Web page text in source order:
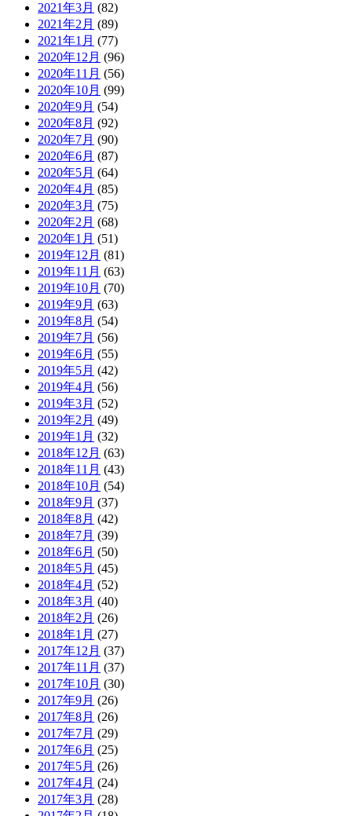
2021年3月 (82)
2021年2月 (89)
2021年1月 (77)
2020年12月 (96)
2020年11月 (56)
2020年10月 (99)
2020年9月 (54)
2020年8月 (92)
2020年7月 (90)
2020年6月 (87)
2020年5月 (64)
2020年4月 (85)
2020年3月 (75)
2020年2月 (68)
2020年1月 (51)
2019年12月 (81)
2019年11月 (63)
2019年10月 (70)
2019年9月 (63)
2019年8月 (54)
2019年7月 (56)
2019年6月 (55)
2019年5月 (42)
2019年4月 (56)
2019年3月 (52)
2019年2月 (49)
2019年1月 (32)
2018年12月 (63)
2018年11月 (43)
2018年10月 (54)
2018年9月 (37)
2018年8月 (42)
2018年7月 (39)
2018年6月 (50)
2018年5月 (45)
2018年4月 (52)
2018年3月 (40)
2018年2月 (26)
2018年1月 (27)
2017年12月 (37)
2017年11月 (37)
2017年10月 (30)
2017年9月 (26)
2017年8月 (26)
2017年7月 (29)
2017年6月 (25)
2017年5月 (26)
2017年4月 (24)
2017年3月 (28)